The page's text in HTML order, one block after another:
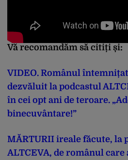
Vă recomandăm să citiți și:
VIDEO. Românul
dezvăluit la podcastul
în cei opt ani de teroare.
binecuvântare!”
MĂRTURII ireale făcute, la
ALTCEVA, de românul